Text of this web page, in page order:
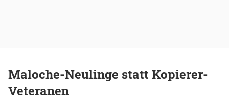
Maloche-Neulinge statt Kopierer-
Veteranen